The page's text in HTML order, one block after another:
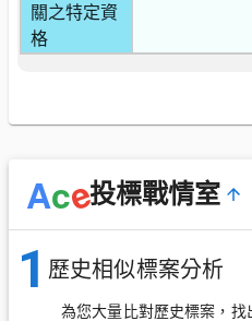
關之特定資
格
Ace投標戰情室
1 歷史相似標案分析
為您大量比對歷史標案，